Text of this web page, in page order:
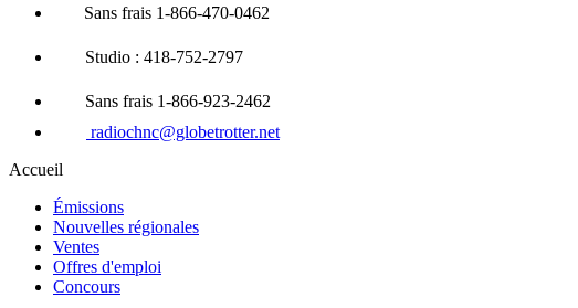
Sans frais 1-866-470-0462
Studio : 418-752-2797
Sans frais 1-866-923-2462
radiochnc@globetrotter.net
Accueil
Émissions
Nouvelles régionales
Ventes
Offres d'emploi
Concours